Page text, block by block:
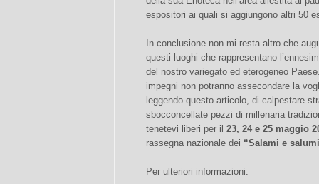
espositori ai quali si aggiungono altri 50
In conclusione non mi resta altro che
questi luoghi che rappresentano
del nostro variegato ed eterogeneo
impegni non potranno assecondare la
leggendo questo articolo, di calpestare
sbocconcellate pezzi di millenaria
tenetevi liberi per il 23, 24 e 25 maggio
rassegna nazionale dei “Salami e
Per ulteriori informazioni: